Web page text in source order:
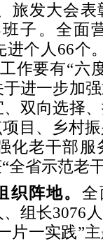
旅发大会表
子。全面
进个人66个
作要有“六
进一步加
双向选择
目、乡村
化老干部服
全省示范老
阵地。 全
组长3076
片一实践”